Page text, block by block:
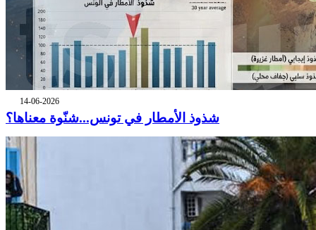
14-06-2026
شذوذ الأمطار في تونس...شنّوة معناها؟